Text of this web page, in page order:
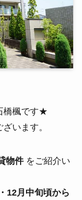
橋楓です★
います。
物件をご紹介い
12月中旬頃から